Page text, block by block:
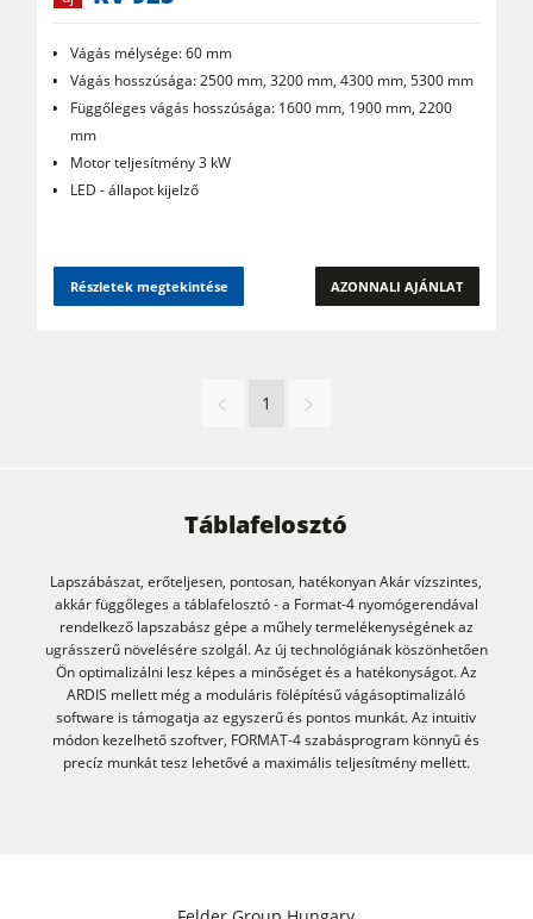
Szalagfűrészek
Sorozatfúrógép, hosszlyukfúrógép
Táblafelosztó
Brikettáló
Elszívóberendezések
Projectmenedzsment
Vágás mélysége: 60 mm
Vágás hosszúsága: 2500 mm, 3200 mm, 4300 mm, 5300 mm
Függőleges vágás hosszúsága: 1600 mm, 1900 mm, 2200
mm
Motor teljesítmény 3 kW
LED - állapot kijelző
Részletek megtekintése AZONNALI AJÁNLAT
1
Táblafelosztó
Lapszábászat, erőteljesen, pontosan, hatékonyan Akár vízszintes,
akkár függőleges a táblafelosztó - a Format-4 nyomógerendával
rendelkező lapszabász gépe a műhely termelékenységének az
ugrásszerű növelésére szolgál. Az új technológiának köszönhetően
Ön optimalizálni lesz képes a minőséget és a hatékonyságot. Az
ARDIS mellett még a moduláris fölépítésű vágásoptimalizáló
software is támogatja az egyszerű és pontos munkát. Az intuitiv
módon kezelhető szoftver, FORMAT-4 szabásprogram könnyű és
precíz munkát tesz lehetővé a maximális teljesítmény mellett.